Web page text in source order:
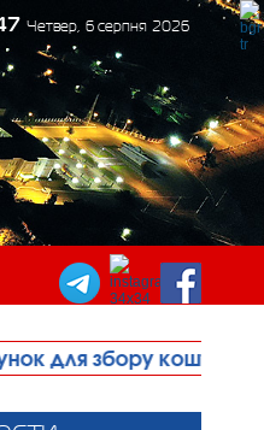
Четвер, 6 серпня 2026
на будівництво